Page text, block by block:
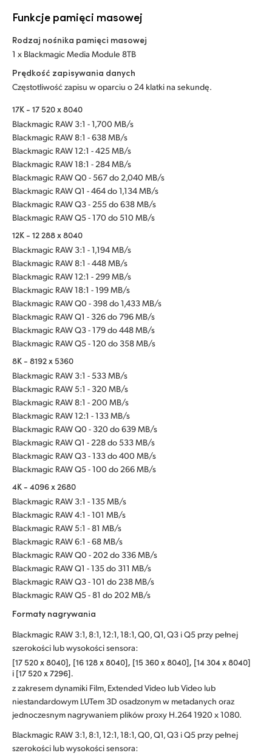
Funkcje pamięci masowej
Rodzaj nośnika pamięci masowej
1 x Blackmagic Media Module 8TB
Prędkość zapisywania danych
Częstotliwość zapisu w oparciu o 24 klatki na sekundę.
17K - 17 520 x 8040
Blackmagic RAW 3:1 - 1,700 MB/s
Blackmagic RAW 8:1 - 638 MB/s
Blackmagic RAW 12:1 - 425 MB/s
Blackmagic RAW 18:1 - 284 MB/s
Blackmagic RAW Q0 - 567 do 2,040 MB/s
Blackmagic RAW Q1 - 464 do 1,134 MB/s
Blackmagic RAW Q3 - 255 do 638 MB/s
Blackmagic RAW Q5 - 170 do 510 MB/s
12K - 12 288 x 8040
Blackmagic RAW 3:1 - 1,194 MB/s
Blackmagic RAW 8:1 - 448 MB/s
Blackmagic RAW 12:1 - 299 MB/s
Blackmagic RAW 18:1 - 199 MB/s
Blackmagic RAW Q0 - 398 do 1,433 MB/s
Blackmagic RAW Q1 - 326 do 796 MB/s
Blackmagic RAW Q3 - 179 do 448 MB/s
Blackmagic RAW Q5 - 120 do 358 MB/s
8K - 8192 x 5360
Blackmagic RAW 3:1 - 533 MB/s
Blackmagic RAW 5:1 - 320 MB/s
Blackmagic RAW 8:1 - 200 MB/s
Blackmagic RAW 12:1 - 133 MB/s
Blackmagic RAW Q0 - 320 do 639 MB/s
Blackmagic RAW Q1 - 228 do 533 MB/s
Blackmagic RAW Q3 - 133 do 400 MB/s
Blackmagic RAW Q5 - 100 do 266 MB/s
4K - 4096 x 2680
Blackmagic RAW 3:1 - 135 MB/s
Blackmagic RAW 4:1 - 101 MB/s
Blackmagic RAW 5:1 - 81 MB/s
Blackmagic RAW 6:1 - 68 MB/s
Blackmagic RAW Q0 - 202 do 336 MB/s
Blackmagic RAW Q1 - 135 do 311 MB/s
Blackmagic RAW Q3 - 101 do 238 MB/s
Blackmagic RAW Q5 - 81 do 202 MB/s
Formaty nagrywania
Blackmagic RAW 3:1, 8:1, 12:1, 18:1, Q0, Q1, Q3 i Q5 przy pełnej
szerokości lub wysokości sensora:
[17 520 x 8040], [16 128 x 8040], [15 360 x 8040], [14 304 x 8040]
i [17 520 x 7296].
z zakresem dynamiki Film, Extended Video lub Video lub
niestandardowym LUTem 3D osadzonym w metadanych oraz
jednoczesnym nagrywaniem plików proxy H.264 1920 x 1080.
Blackmagic RAW 3:1, 8:1, 12:1, 18:1, Q0, Q1, Q3 i Q5 przy pełnej
szerokości lub wysokości sensora: